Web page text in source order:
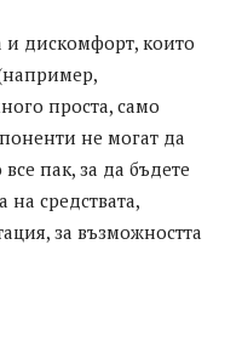
и дискомфорт, които
проста, само
не могат да
пак, за да бъдете
на средствата,
за възможността